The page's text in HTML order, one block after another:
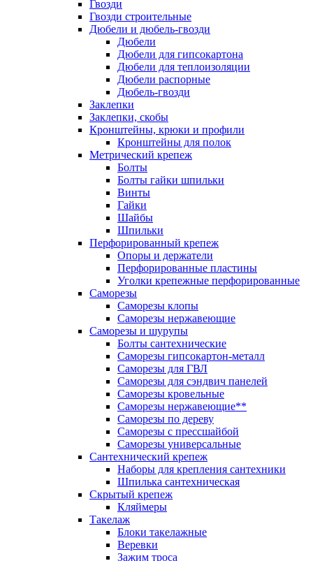
Гвозди
Гвозди строительные
Дюбели и дюбель-гвозди
Дюбели
Дюбели для гипсокартона
Дюбели для теплоизоляции
Дюбели распорные
Дюбель-гвозди
Заклепки
Заклепки, скобы
Кронштейны, крюки и профили
Кронштейны для полок
Метрический крепеж
Болты
Болты гайки шпильки
Винты
Гайки
Шайбы
Шпильки
Перфорированный крепеж
Опоры и держатели
Перфорированные пластины
Уголки крепежные перфорированные
Саморезы
Саморезы клопы
Саморезы нержавеющие
Саморезы и шурупы
Болты сантехнические
Саморезы гипсокартон-металл
Саморезы для ГВЛ
Саморезы для сэндвич панелей
Саморезы кровельные
Саморезы нержавеющие**
Саморезы по дереву
Саморезы с прессшайбой
Саморезы универсальные
Сантехнический крепеж
Наборы для крепления сантехники
Шпилька сантехническая
Скрытый крепеж
Кляймеры
Такелаж
Блоки такелажные
Веревки
Зажим троса